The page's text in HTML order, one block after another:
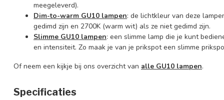
meegeleverd).
Dim-to-warm GU10 lampen: de lichtkleur van deze
gedimd zijn en 2700K (warm wit) als ze niet gedimd zijn.
Slimme GU10 lampen: een slimme lamp die je kunt
en intensiteit. Zo maak je van je prikspot een slimme
Of neem een kijkje bij ons overzicht van alle GU10 lampen.
Specificaties